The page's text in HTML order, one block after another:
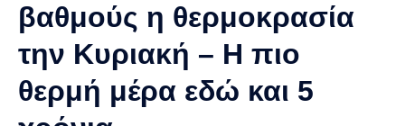
βαθμούς η θερμοκρασία
την Κυριακή – Η πιο
θερμή μέρα εδώ και 5